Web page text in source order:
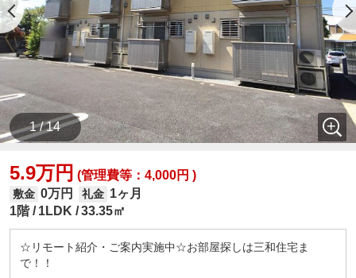
1 / 14
5.9万円 (管理費等：4,000円 )
敷金 0万円 礼金 1ヶ月
1階
1LDK 33.35㎡
☆リモート紹介・ご案内実施中☆お部屋探しは三和住宅ま
で！！